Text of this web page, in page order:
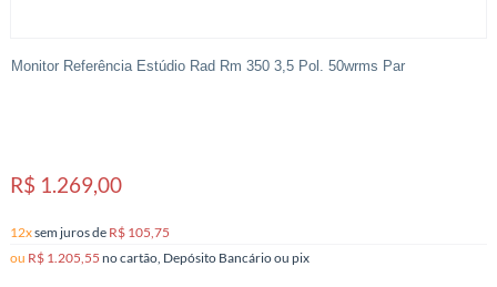
Monitor Referência Estúdio Rad Rm 350 3,5 Pol. 50wrms Par
R$ 1.269,00
12xsem jurosde R$ 105,75
ou R$ 1.205,55 no cartão, Depósito Bancário ou pix